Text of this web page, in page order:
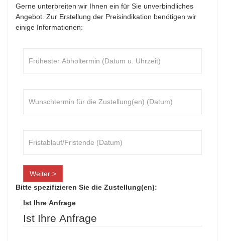
Gerne unterbreiten wir Ihnen ein für Sie unverbindliches
Angebot. Zur Erstellung der Preisindikation benötigen wir
einige Informationen:
Weiter >
Bitte spezifizieren Sie die Zustellung(en):
Ist Ihre Anfrage
Ist Ihre Anfrage